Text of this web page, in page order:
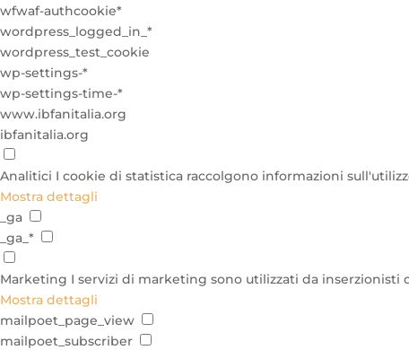
wfwaf-authcookie*
wordpress_logged_in_*
wordpress_test_cookie
wp-settings-*
wp-settings-time-*
www.ibfanitalia.org
ibfanitalia.org
Analitici I cookie di statistica raccolgono informazioni
Mostra dettagli
_ga
_ga_*
Marketing I servizi di marketing sono utilizzati da
Mostra dettagli
mailpoet_page_view
mailpoet_subscriber